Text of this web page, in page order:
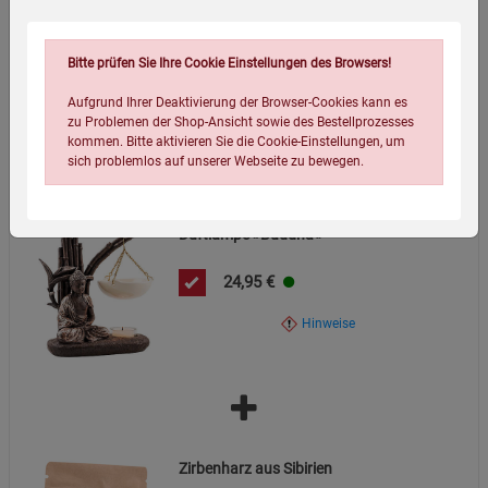
Reinigung: Mit einem weichen Tuch und milder Seife
reinigen. Keine aggressiven Chemikalien verwenden.
Entsorgung: Geeignet für Altmetall-Recycling. Hinweise
Nur für den vorgesehenen Zweck als Räuchergefäß
verwenden. Unsachgemäße Nutzung kann gefährlich
sein.
18,99 €
Duftlampe »Buddha«
24,95 €
Hinweise
Zirbenharz aus Sibirien
Bitte prüfen Sie Ihre Cookie Einstellungen des Browsers!
Aufgrund Ihrer Deaktivierung der Browser-Cookies kann es
zu Problemen der Shop-Ansicht sowie des Bestellprozesses
kommen. Bitte aktivieren Sie die Cookie-Einstellungen, um
sich problemlos auf unserer Webseite zu bewegen.
Einstellungen speichern für die Gruppe
Einstellungen speichern für die Gruppe
Einwilligung nicht erteilen